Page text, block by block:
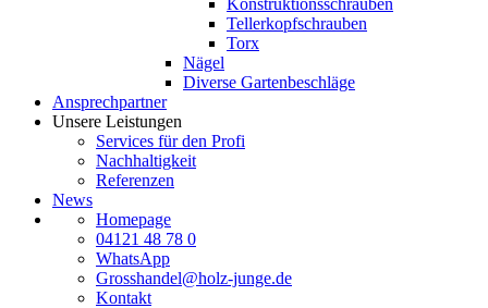
Tellerkopfschrauben
Torx
Nägel
Diverse Gartenbeschläge
Ansprechpartner
Unsere Leistungen
Services für den Profi
Nachhaltigkeit
Referenzen
News
Homepage
04121 48 78 0
WhatsApp
Grosshandel@holz-junge.de
Kontakt